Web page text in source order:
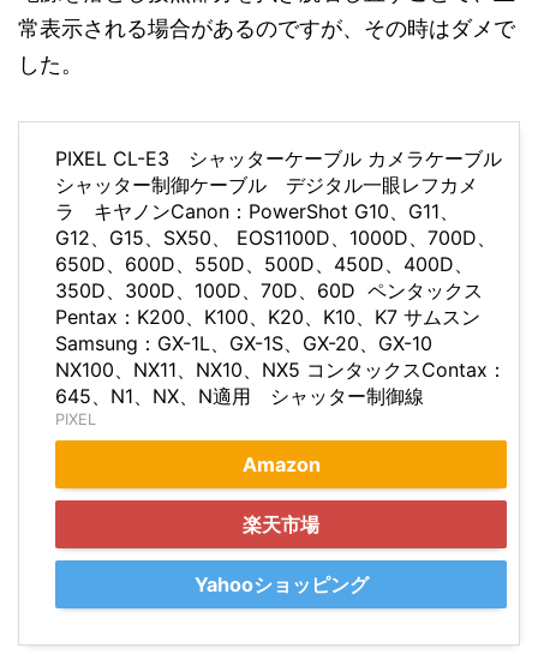
常表示される場合があるのですが、その時はダメで
した。
PIXEL CL-E3 シャッターケーブル カメラケーブル
シャッター制御ケーブル デジタル一眼レフカメ
ラ キヤノンCanon：PowerShot G10、G11、
G12、G15、SX50、 EOS1100D、1000D、700D、
650D、600D、550D、500D、450D、400D、
350D、300D、100D、70D、60D ペンタックス
Pentax：K200、K100、K20、K10、K7 サムスン
Samsung：GX-1L、GX-1S、GX-20、GX-10
NX100、NX11、NX10、NX5 コンタックスContax：
645、N1、NX、N適用 シャッター制御線
PIXEL
Amazon
楽天市場
Yahooショッピング